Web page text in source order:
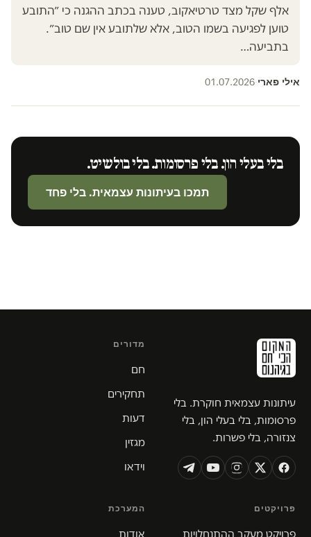
אלף שקל מצד טרטיאקוב, טענה בכתב ההגנה כי ״התובע
טוען לפגיעה בשמו הטוב, אלא שלתובע אין שם טוב״.
בתביעה…
אילי פארי·
01.07.2026
בלי בעלי הון. בלי פרסומות. בלי בולשיט.
תמכו בעיתונות עצמאית. בלי פחד
עיתונות עצמאית חוקרת. בלי
פרסומות, בלי בעלי הון, בלי
צנזורה, בלי פשרות.
מדורים
חם
תחקירים
דעות
מגזין
וידאו
פרויקטים
פרויקט מעקב ההתנחלויות
המערכת
אודות